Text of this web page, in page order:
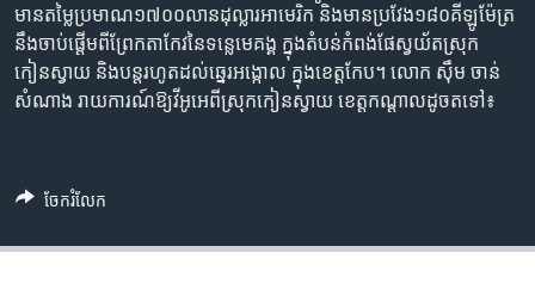
ទំព័រ​
ស្វែង​
ភាសា
មានតម្លៃប្រមាណ១៧០០លានដុល្លារអាមេរិក និងមានប្រវែង១៨០គីឡូម៉ែត្រ
នឹងចាប់ផ្តើមពីព្រែកតាកែវនៃទន្លេមេគង្គ ក្នុងតំបន់កំពង់ផែស្វយ័តស្រុក
កៀនស្វាយ និងបន្តរហូតដល់ឆ្នេរអង្កោល ក្នុងខេត្តកែប។ លោក ​ស៊ឹម ចាន់
សំណាង​ រាយ​ការណ៍​ឱ្យ​វីអូអេ​ពី​ស្រុក​កៀន​ស្វាយ ខេត្ត​កណ្តាល​ដូច​ត​ទៅ៖
ចែករំលែក